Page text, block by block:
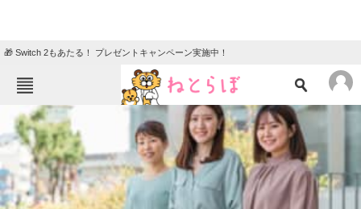
🎁 Switch 2もあたる！ プレゼントキャンペーン実施中！
ねとらぼメニュー
TOP ニュース
エンタメ クイズ
グルメ